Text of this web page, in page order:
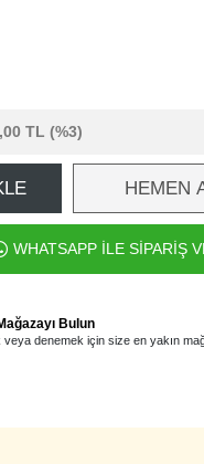
TL (%3)
HEMEN
WHATSAPP İLE SİPARİŞ
Bulun
denemek için size en yakın